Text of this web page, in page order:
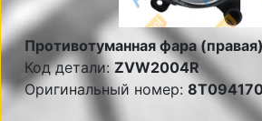
Противотуманная фара (правая)
Код детали: ZVW2004R
Оригинальный номер: